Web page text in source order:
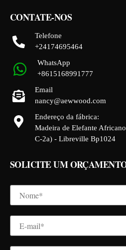
CONTATE-NOS
Telefone
+24174695464
WhatsApp
+8615168991777
Email
nancy@aewwood.com
Endereço da fábrica:
Madeira de Elefante
C-2a) - Libreville Bp1024
SOLICITE UM